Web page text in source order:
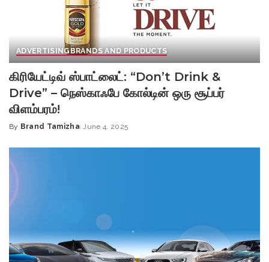
ADVERTISINGBRANDS AND PRODUCTS
கிரியேட்டிவ் ஸ்பாட்லைட்: “Don’t Drink &
Drive” – நெஸ்காஃபே கோல்டின் ஒரு சூப்பர்
விளம்பரம்!
Posted
By Brand Tamizha June 4, 2025